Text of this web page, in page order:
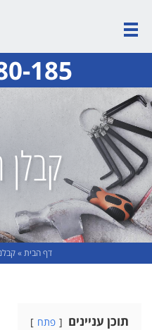
185
דף הבית»
תוכן עניינים פתח